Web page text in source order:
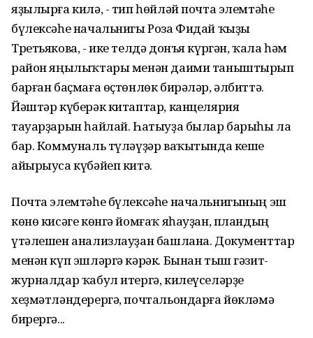
яҙылырға килә, - тип һөйләй почта элемтәһе
бүлексәһе начальнигы Роза Фидай ҡыҙы
Третьякова, - ике телдә донъя күргән, ҡала һәм
район яңылыҡтары менән даими таныштырып
барған баҫмаға өҫтөнлөк бирәләр, әлбиттә.
Йәштәр күберәк китаптар, канцелярия
тауарҙарын һайлай. Һатыуҙа былар барыһы ла
бар. Коммуналь түләүҙәр ваҡытында кеше
айырыуса күбәйеп китә.
Почта элемтәһе бүлексәһе начальнигының эш
көнө кисәге көнгә йомғаҡ яһауҙан, пландың
үтәлешен анализлауҙан башлана. Документтар
менән күп эшләргә кәрәк. Бынан тыш гәзит-
журналдар ҡабул итергә, килеүселәрҙе
хеҙмәтләндерергә, почтальондарға йөкләмә
бирергә...